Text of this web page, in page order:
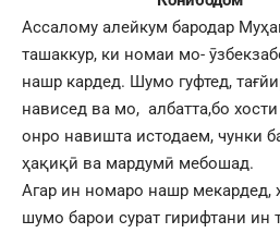
Ассалому алейкум бародар
ташаккур, ки номаи мо-
нашр кардед. Шумо гуфтед,
нависед ва мо, албатта,бо
онро навишта истодаем, чунки
ҳақиқӣ ва мардумӣ мебошад.
Агар ин номаро нашр мекардед,
шумо барои сурат гирифтани ин